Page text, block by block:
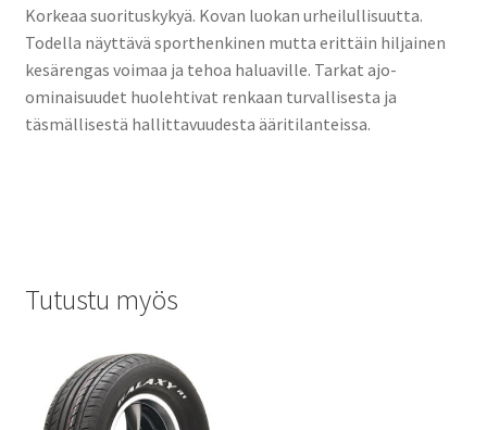
Korkeaa suorituskykyä. Kovan luokan urheilullisuutta.
Todella näyttävä sporthenkinen mutta erittäin hiljainen
kesärengas voimaa ja tehoa haluaville. Tarkat ajo-
ominaisuudet huolehtivat renkaan turvallisesta ja
täsmällisestä hallittavuudesta ääritilanteissa.
Tutustu myös